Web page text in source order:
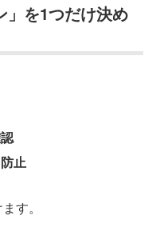
を1つだけ決め
止
す。